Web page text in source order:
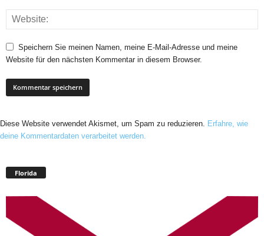
Speichern Sie meinen Namen, meine E-Mail-Adresse und meine
Website für den nächsten Kommentar in diesem Browser.
Diese Website verwendet Akismet, um Spam zu reduzieren.
Erfahre, wie
deine Kommentardaten verarbeitet werden.
Florida